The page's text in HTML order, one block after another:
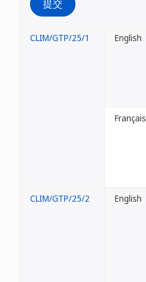
CLIM/GTP/25/1 English
Français
CLIM/GTP/25/2 English